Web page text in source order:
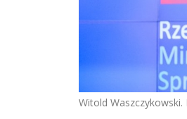
Witold